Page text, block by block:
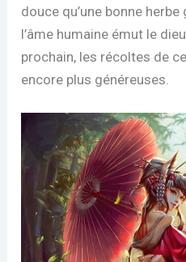
douce qu’une bonne
l’âme humaine émut le
prochain, les récoltes de
encore plus généreuses.